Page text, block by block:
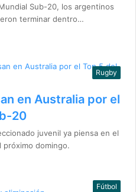
Sub-20, los argentinos
terminar dentro…
Rugby
en Australia por el
20
juvenil ya piensa en el
próximo domingo.
Fútbol